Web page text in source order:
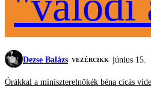
Dezse Balázs VEZÉRCIKK június 15.
Órákkal a miniszterelnökék béna cicás